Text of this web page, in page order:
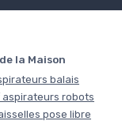
la Maison
balais
robots
pose libre